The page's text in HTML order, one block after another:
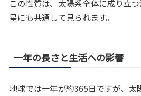
この性質は、太陽系全体に成り立
星にも共通して見られます。
一年の長さと生活への影響
地球では一年が約365日ですが、太